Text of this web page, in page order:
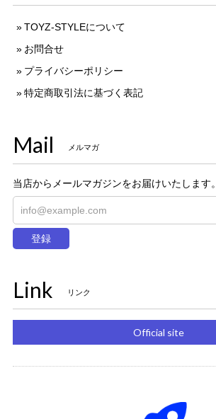
TOYZ-STYLEについて
お問合せ
プライバシーポリシー
特定商取引法に基づく表記
Mail メルマガ
当店からメールマガジンをお届けいたします。
登録
Link リンク
Official site